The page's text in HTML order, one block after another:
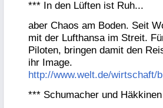
*** In den Lüften ist Ruh...
aber Chaos am Boden. Seit
mit der Lufthansa im Streit.
Piloten, bringen damit den
ihr Image.
http://www.welt.de/wirtschaft/
*** Schumacher und